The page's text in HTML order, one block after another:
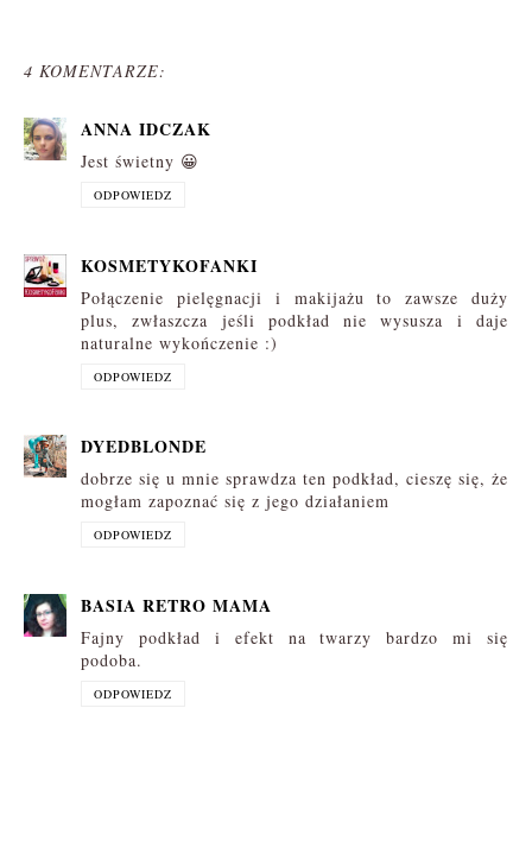
4 KOMENTARZE:
ANNA IDCZAK
Jest świetny 😀
ODPOWIEDZ
KOSMETYKOFANKI
Połączenie pielęgnacji i makijażu to zawsze duży
plus, zwłaszcza jeśli podkład nie wysusza i daje
naturalne wykończenie :)
ODPOWIEDZ
DYEDBLONDE
dobrze się u mnie sprawdza ten podkład, cieszę się, że
mogłam zapoznać się z jego działaniem
ODPOWIEDZ
BASIA RETRO MAMA
Fajny podkład i efekt na twarzy bardzo mi się
podoba.
ODPOWIEDZ